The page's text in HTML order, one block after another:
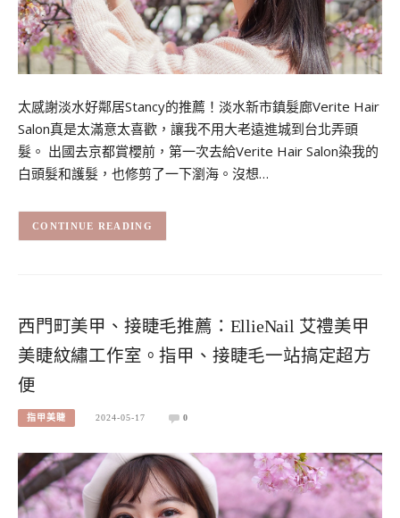
太感謝淡水好鄰居Stancy的推薦！淡水新市鎮髮廊Verite Hair
Salon真是太滿意太喜歡，讓我不用大老遠進城到台北弄頭
髮。 出國去京都賞櫻前，第一次去給Verite Hair Salon染我的
白頭髮和護髮，也修剪了一下瀏海。沒想…
CONTINUE READING
西門町美甲、接睫毛推薦：EllieNail 艾禮美甲
美睫紋繡工作室。指甲、接睫毛一站搞定超方
便
指甲美睫 2024-05-17 0